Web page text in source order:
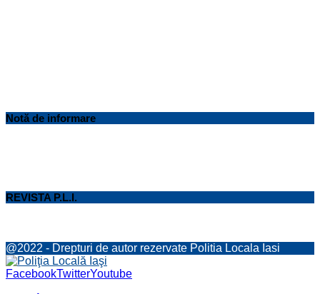
Notă de informare
REVISTA P.L.I.
@2022 - Drepturi de autor rezervate Politia Locala Iasi
FacebookTwitterYoutube